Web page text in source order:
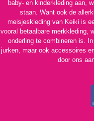
baby- en kinderkleding aan,
staan. Want ook de
meisjeskleding van Keiki is
vooral betaalbare merkkleding,
onderling te combineren is.
jurken, maar ook accessoires
door ons